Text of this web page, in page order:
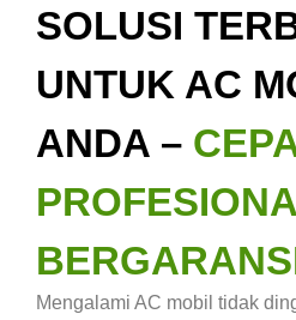
SOLUSI
UNTUK AC
ANDA –
Mengalami AC mobil tidak